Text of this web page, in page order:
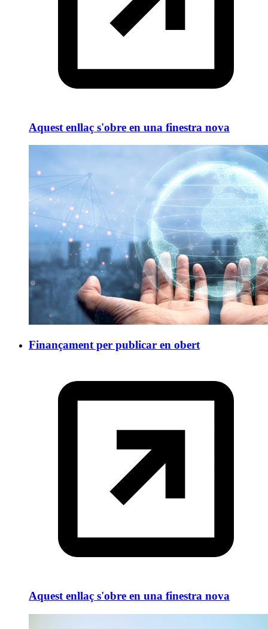
Aquest enllaç s'obre en una finestra nova
Finançament per publicar en obert
Aquest enllaç s'obre en una finestra nova